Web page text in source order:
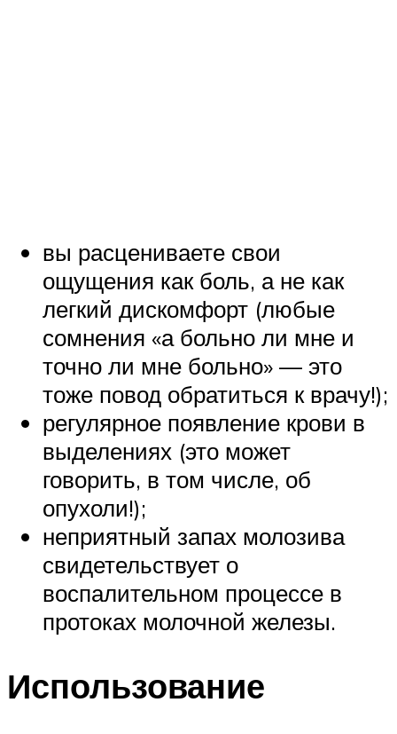
вы расцениваете свои
ощущения как боль, а не как
легкий дискомфорт (любые
сомнения «а больно ли мне и
точно ли мне больно» — это
тоже повод обратиться к врачу!);
регулярное появление крови в
выделениях (это может
говорить, в том числе, об
опухоли!);
неприятный запах молозива
свидетельствует о
воспалительном процессе в
протоках молочной железы.
Использование